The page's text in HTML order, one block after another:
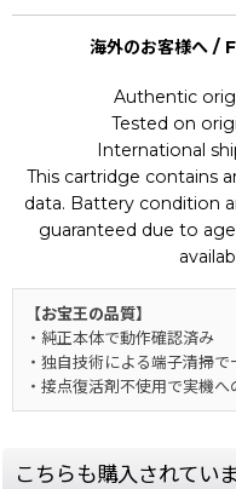
海外のお客様へ
Authentic
Tested on
International
This cartridge contains
data. Battery condition
guaranteed due to
【お宝王の品質】
・純正本体で動作確認済み
・独自技術による端子清掃
・接点復活剤不使用で実機
こちらも購入されてい